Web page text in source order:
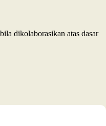
dikolaborasikan atas dasar